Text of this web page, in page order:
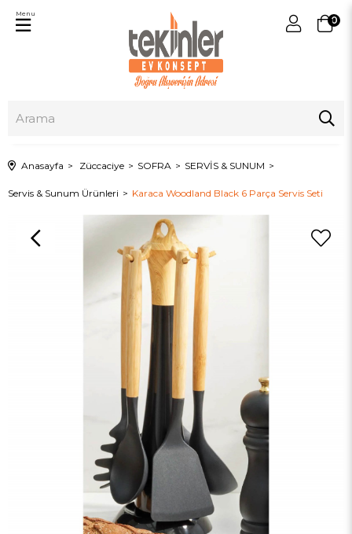
0
Menu
Anasayfa Züccaciye SOFRA SERVİS & SUNUM
Servis & Sunum Ürünleri Karaca Woodland Black 6 Parça Servis Seti